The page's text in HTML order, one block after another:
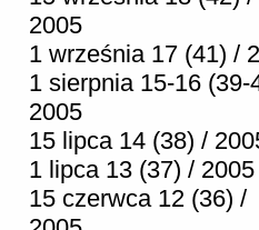
2005
1 września 17 (41) /
1 sierpnia 15-16 (39-
2005
15 lipca 14 (38) /
1 lipca 13 (37) / 2005
15 czerwca 12 (36) /